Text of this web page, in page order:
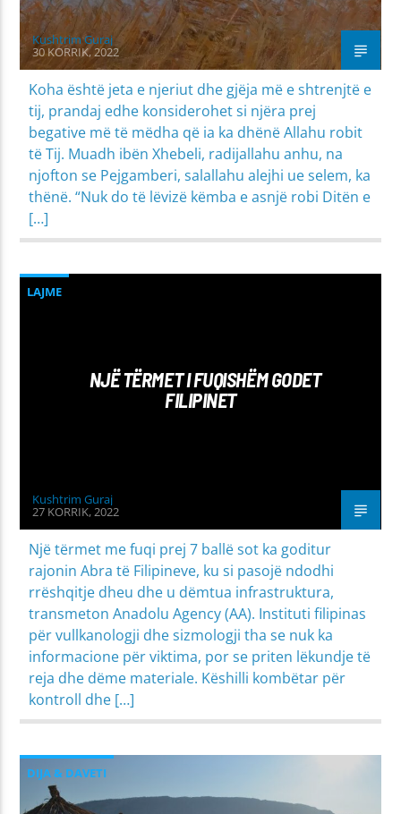
Kushtrim Guraj
30 KORRIK, 2022
Koha është jeta e njeriut dhe gjëja më e shtrenjtë e
tij, prandaj edhe konsiderohet si njëra prej
begative më të mëdha që ia ka dhënë Allahu robit
të Tij. Muadh ibën Xhebeli, radijallahu anhu, na
njofton se Pejgamberi, salallahu alejhi ue selem, ka
thënë. “Nuk do të lëvizë këmba e asnjë robi Ditën e
[…]
LAJME
NJË TËRMET I FUQISHËM GODET
FILIPINET
Kushtrim Guraj
27 KORRIK, 2022
Një tërmet me fuqi prej 7 ballë sot ka goditur
rajonin Abra të Filipineve, ku si pasojë ndodhi
rrëshqitje dheu dhe u dëmtua infrastruktura,
transmeton Anadolu Agency (AA). Instituti filipinas
për vullkanologji dhe sizmologji tha se nuk ka
informacione për viktima, por se priten lëkundje të
reja dhe dëme materiale. Këshilli kombëtar për
kontroll dhe […]
DIJA & DAVETI
MIRËSJELLJA - EDUKATA FETARE